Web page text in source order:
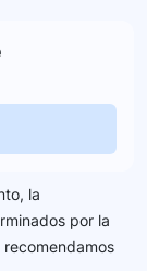
la
por la